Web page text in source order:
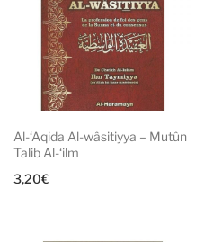
Al-‘Aqida Al-wâsitiyya – Mutûn
Talib Al-‘ilm
3,20€